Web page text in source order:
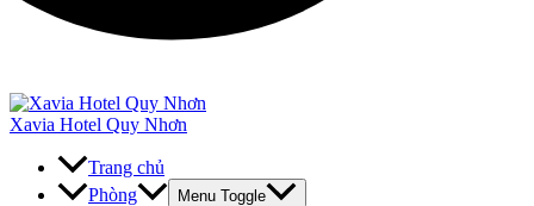
Xavia Hotel Quy Nhơn
Trang chủ
Phòng
Menu Toggle